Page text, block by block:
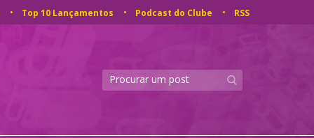
Top 10 Lançamentos Podcast do Clube RSS